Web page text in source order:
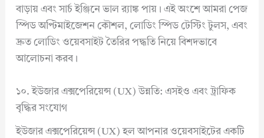
বাড়ায় এবং সার্চ ইঞ্জিনে ভাল র‍্যাঙ্ক পায়। এই অংশে আমরা পেজ
স্পিড অপ্টিমাইজেশন কৌশল, লোডিং স্পিড টেস্টিং টুলস, এবং
দ্রুত লোডিং ওয়েবসাইট তৈরির পদ্ধতি নিয়ে বিশদভাবে
আলোচনা করব।
১০. ইউজার এক্সপেরিয়েন্স (UX) উন্নতি: এসইও এবং ট্রাফিক
বৃদ্ধির সংযোগ
ইউজার এক্সপেরিয়েন্স (UX) হল আপনার ওয়েবসাইটের একটি